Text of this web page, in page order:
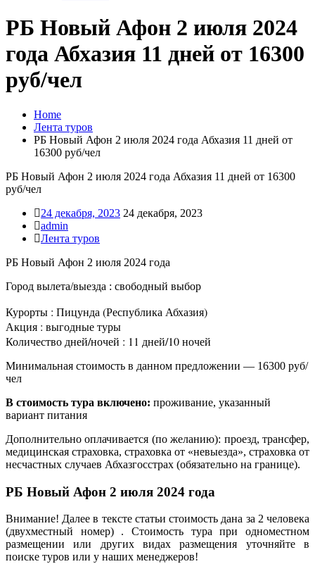
РБ Новый Афон 2 июля 2024
года Абхазия 11 дней от 16300
руб/чел
Home
Лента туров
РБ Новый Афон 2 июля 2024 года Абхазия 11 дней от
16300 руб/чел
РБ Новый Афон 2 июля 2024 года Абхазия 11 дней от 16300
руб/чел
24 декабря, 2023 24 декабря, 2023
admin
Лента туров
РБ Новый Афон 2 июля 2024 года
Город вылета/выезда : свободный выбор
Курорты : Пицунда (Республика Абхазия)
Акция : выгодные туры
Количество дней/ночей : 11 дней/10 ночей
Минимальная стоимость в данном предложении — 16300 руб/
чел
В стоимость тура включено: проживание, указанный
вариант питания
Дополнительно оплачивается (по желанию): проезд, трансфер,
медицинская страховка, страховка от «невыезда», страховка от
несчастных случаев Абхазгосстрах (обязательно на границе).
РБ Новый Афон 2 июля 2024 года
Внимание! Далее в тексте статьи стоимость дана за 2 человека
(двухместный номер) . Стоимость тура при одноместном
размещении или других видах размещения уточняйте в
поиске туров или у наших менеджеров!